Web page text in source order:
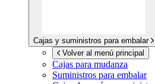
Cajas y suministros para embalar
Volver al menú principal
Cajas para mudanza
Suministros para embalar